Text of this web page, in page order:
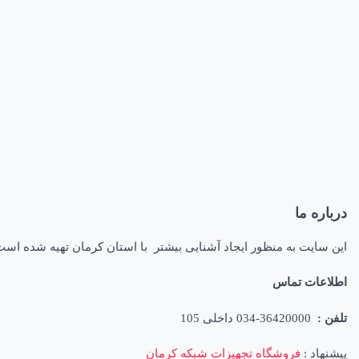
درباره ما
این سایت به منظور ایجاد آشنایی بیشتر با استان کرمان تهیه شده
اطلاعات تماس
تلفن :
پیشنهاد : فروشگاه تجهیزات شبکه کرمان